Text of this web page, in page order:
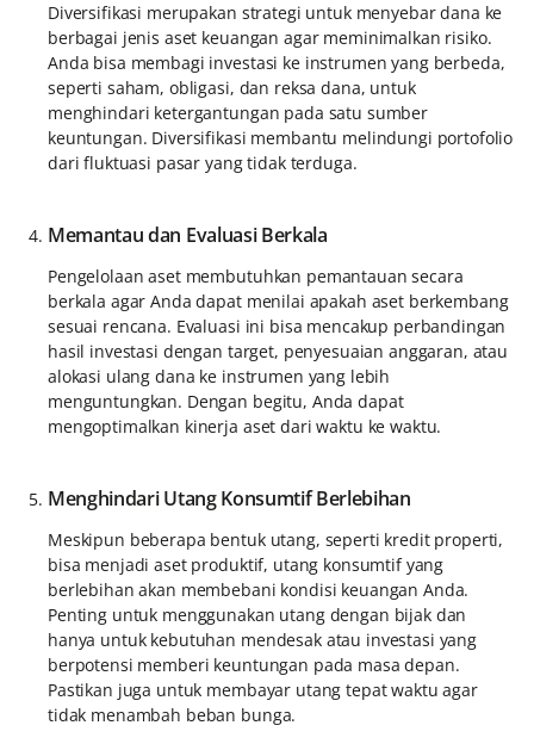
Diversifikasi merupakan strategi untuk menyebar dana ke
berbagai jenis aset keuangan agar meminimalkan risiko.
Anda bisa membagi investasi ke instrumen yang berbeda,
seperti saham, obligasi, dan reksa dana, untuk
menghindari ketergantungan pada satu sumber
keuntungan. Diversifikasi membantu melindungi portofolio
dari fluktuasi pasar yang tidak terduga.
Memantau dan Evaluasi Berkala
Pengelolaan aset membutuhkan pemantauan secara
berkala agar Anda dapat menilai apakah aset berkembang
sesuai rencana. Evaluasi ini bisa mencakup perbandingan
hasil investasi dengan target, penyesuaian anggaran, atau
alokasi ulang dana ke instrumen yang lebih
menguntungkan. Dengan begitu, Anda dapat
mengoptimalkan kinerja aset dari waktu ke waktu.
Menghindari Utang Konsumtif Berlebihan
Meskipun beberapa bentuk utang, seperti kredit properti,
bisa menjadi aset produktif, utang konsumtif yang
berlebihan akan membebani kondisi keuangan Anda.
Penting untuk menggunakan utang dengan bijak dan
hanya untuk kebutuhan mendesak atau investasi yang
berpotensi memberi keuntungan pada masa depan.
Pastikan juga untuk membayar utang tepat waktu agar
tidak menambah beban bunga.